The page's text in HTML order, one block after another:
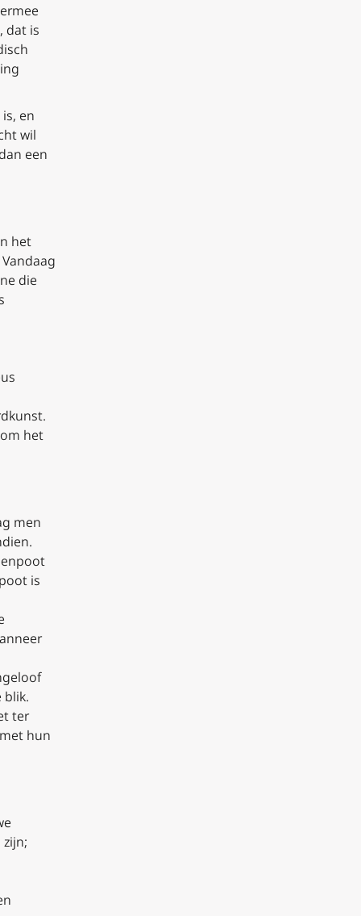
dat is
en
wil
een
het
die
het
men
is
blik.
ter
hun